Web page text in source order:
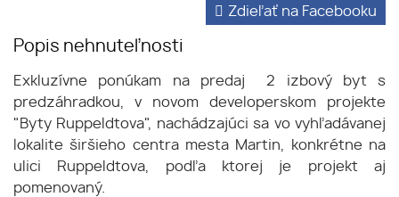
Popis nehnuteľnosti
Zdieľať na Facebooku
Exkluzívne ponúkam na predaj 2 izbový byt s
predzáhradkou, v novom developerskom projekte
"Byty Ruppeldtova", nachádzajúci sa vo vyhľadávanej
lokalite širšieho centra mesta Martin, konkrétne na
ulici Ruppeldtova, podľa ktorej je projekt aj
pomenovaný.